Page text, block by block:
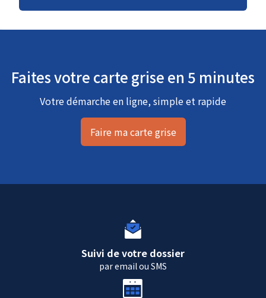
Faites votre carte grise en 5 minutes
Votre démarche en ligne, simple et rapide
Faire ma carte grise
Suivi de votre dossier
par email ou SMS